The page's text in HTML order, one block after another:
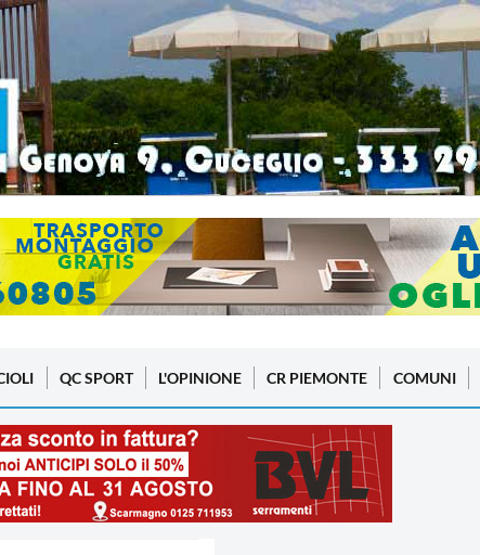
QC SPORT L'OPINIONE CR PIEMONTE COMUNI